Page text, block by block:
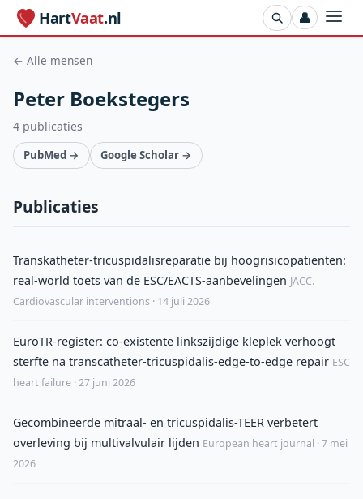
HartVaat.nl 👤
← Alle mensen
Peter Boekstegers
4 publicaties
PubMed → Google Scholar →
Publicaties
Transkatheter-tricuspidalisreparatie bij hoogrisicopatiënten:
real-world toets van de ESC/EACTS-aanbevelingen JACC.
Cardiovascular interventions · 14 juli 2026
EuroTR-register: co-existente linkszijdige kleplek verhoogt
sterfte na transcatheter-tricuspidalis-edge-to-edge repair ESC
heart failure · 27 juni 2026
Gecombineerde mitraal- en tricuspidalis-TEER verbetert
overleving bij multivalvulair lijden European heart journal · 7 mei
2026